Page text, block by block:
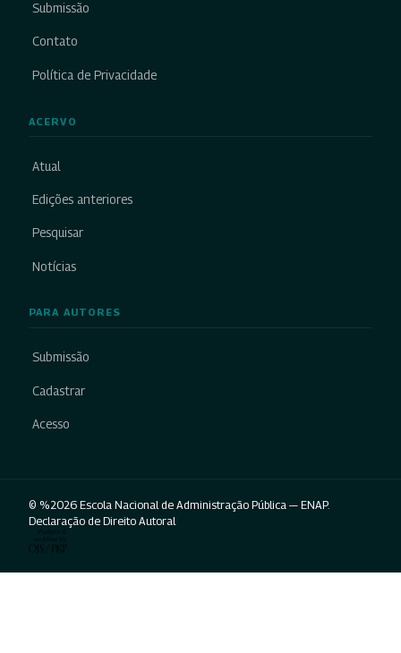
Submissão
Contato
Política de Privacidade
ACERVO
Atual
Edições anteriores
Pesquisar
Notícias
PARA AUTORES
Submissão
Cadastrar
Acesso
© %2026 Escola Nacional de Administração Pública — ENAP.
Declaração de Direito Autoral